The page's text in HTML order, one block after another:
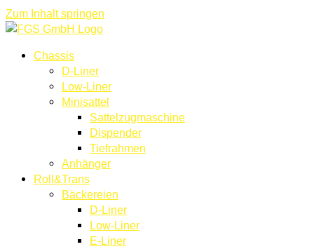
Zum Inhalt springen
Chassis
D-Liner
Low-Liner
Minisattel
Sattelzugmaschine
Dispender
Tiefrahmen
Anhänger
Roll&Trans
Bäckereien
D-Liner
Low-Liner
E-Liner